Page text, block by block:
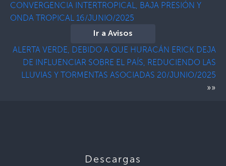
CONVERGENCIA INTERTROPICAL, BAJA PRESIÓN Y
ONDA TROPICAL 16/JUNIO/2025
Ir a Avisos
ALERTA VERDE, DEBIDO A QUE HURACÁN ERICK DEJA
DE INFLUENCIAR SOBRE EL PAÍS, REDUCIENDO LAS
LLUVIAS Y TORMENTAS ASOCIADAS 20/JUNIO/2025
»»
Descargas